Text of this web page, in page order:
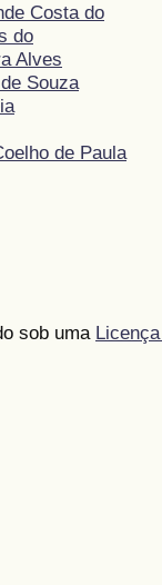
Costa do
do
Alves
Souza
de Paula
sob uma